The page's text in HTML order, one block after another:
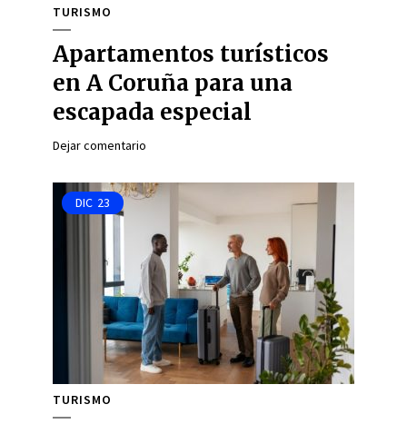
TURISMO
Apartamentos turísticos
en A Coruña para una
escapada especial
Dejar comentario
DIC 23
TURISMO